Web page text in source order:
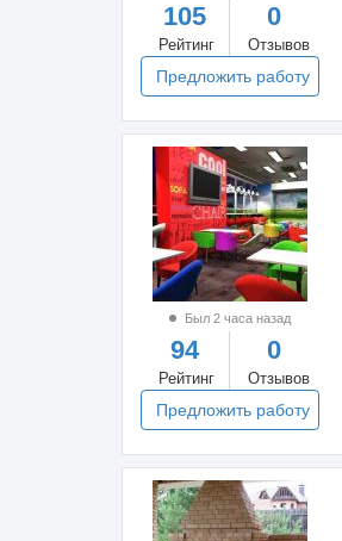
105
Рейтинг
0
Отзывов
Предложить работу
Был 2 часа назад
94
Рейтинг
0
Отзывов
Предложить работу